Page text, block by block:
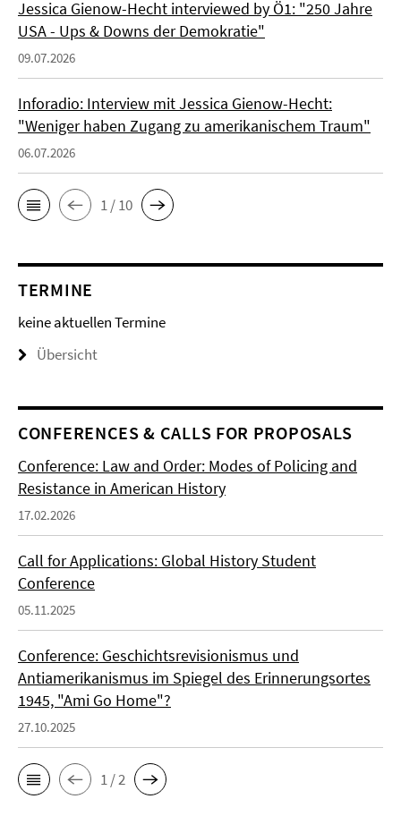
Jessica Gienow-Hecht interviewed by Ö1: "250 Jahre
USA - Ups & Downs der Demokratie"
09.07.2026
Inforadio: Interview mit Jessica Gienow-Hecht:
"Weniger haben Zugang zu amerikanischem Traum"
06.07.2026
1 / 10
TERMINE
keine aktuellen Termine
Übersicht
CONFERENCES & CALLS FOR PROPOSALS
Conference: Law and Order: Modes of Policing and
Resistance in American History
17.02.2026
Call for Applications: Global History Student
Conference
05.11.2025
Conference: Geschichtsrevisionismus und
Antiamerikanismus im Spiegel des Erinnerungsortes
1945, "Ami Go Home"?
27.10.2025
1 / 2